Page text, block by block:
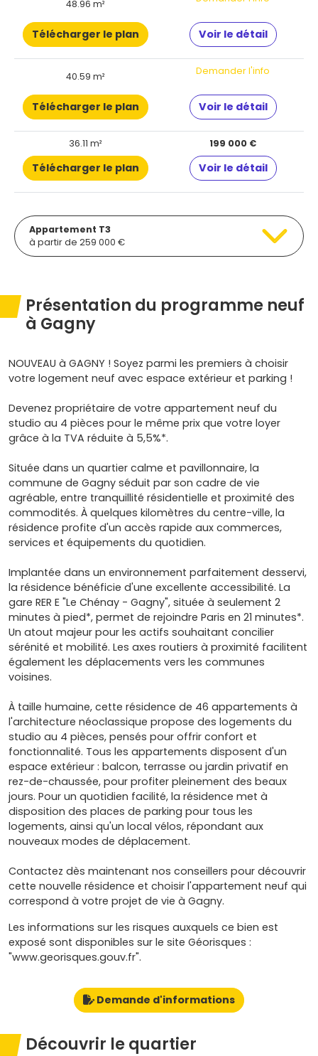
48.96 m²
Télécharger le plan Voir le détail
40.59 m² Demander l'info
Télécharger le plan Voir le détail
36.11 m² 199 000 €
Télécharger le plan Voir le détail
Appartement T3
à partir de 259 000 €
Présentation du programme neuf
à Gagny
NOUVEAU à GAGNY ! Soyez parmi les premiers à choisir
votre logement neuf avec espace extérieur et parking !
Devenez propriétaire de votre appartement neuf du
studio au 4 pièces pour le même prix que votre loyer
grâce à la TVA réduite à 5,5%*.
Située dans un quartier calme et pavillonnaire, la
commune de Gagny séduit par son cadre de vie
agréable, entre tranquillité résidentielle et proximité des
commodités. À quelques kilomètres du centre-ville, la
résidence profite d'un accès rapide aux commerces,
services et équipements du quotidien.
Implantée dans un environnement parfaitement desservi,
la résidence bénéficie d'une excellente accessibilité. La
gare RER E "Le Chénay - Gagny", située à seulement 2
minutes à pied*, permet de rejoindre Paris en 21 minutes*.
Un atout majeur pour les actifs souhaitant concilier
sérénité et mobilité. Les axes routiers à proximité facilitent
également les déplacements vers les communes
voisines.
À taille humaine, cette résidence de 46 appartements à
l'architecture néoclassique propose des logements du
studio au 4 pièces, pensés pour offrir confort et
fonctionnalité. Tous les appartements disposent d'un
espace extérieur : balcon, terrasse ou jardin privatif en
rez-de-chaussée, pour profiter pleinement des beaux
jours. Pour un quotidien facilité, la résidence met à
disposition des places de parking pour tous les
logements, ainsi qu'un local vélos, répondant aux
nouveaux modes de déplacement.
Contactez dès maintenant nos conseillers pour découvrir
cette nouvelle résidence et choisir l'appartement neuf qui
correspond à votre projet de vie à Gagny.
Les informations sur les risques auxquels ce bien est
exposé sont disponibles sur le site Géorisques :
"www.georisques.gouv.fr".
Demande d'informations
Découvrir le quartier